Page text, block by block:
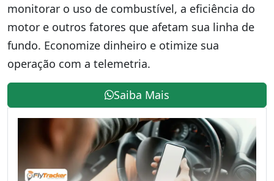
monitorar o uso de combustível, a eficiência do
motor e outros fatores que afetam sua linha de
fundo. Economize dinheiro e otimize sua
operação com a telemetria.
Saiba Mais